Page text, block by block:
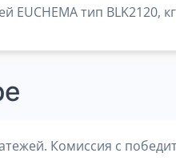
тип BLK2120, кг
Комиссия с